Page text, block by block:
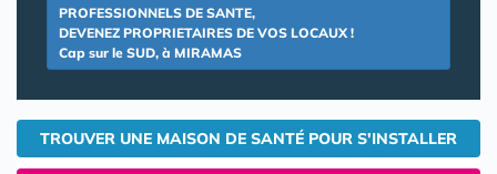
PROFESSIONNELS DE SANTE,
DEVENEZ PROPRIETAIRES DE VOS LOCAUX !
Cap sur le SUD, à MIRAMAS
TROUVER UNE MAISON DE SANTÉ POUR S'INSTALLER